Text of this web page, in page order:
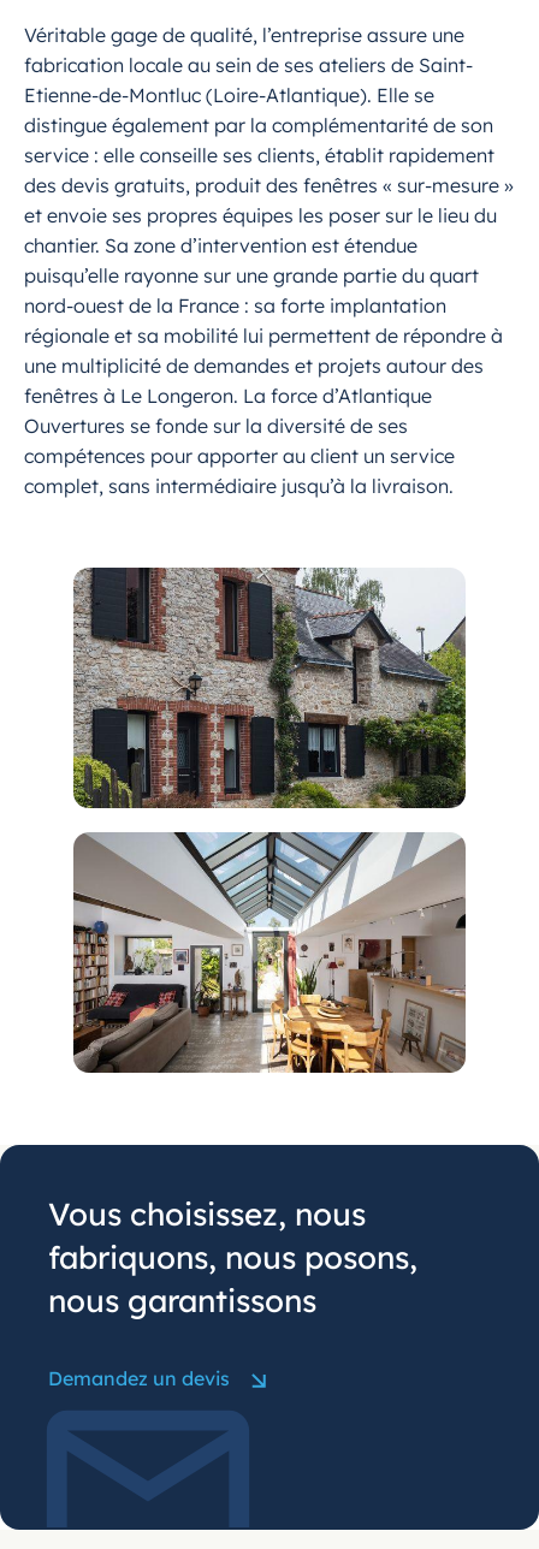
Véritable gage de qualité, l’entreprise assure une
fabrication locale au sein de ses ateliers de Saint-
Etienne-de-Montluc (Loire-Atlantique). Elle se
distingue également par la complémentarité de son
service : elle conseille ses clients, établit rapidement
des devis gratuits, produit des fenêtres « sur-mesure »
et envoie ses propres équipes les poser sur le lieu du
chantier. Sa zone d’intervention est étendue
puisqu’elle rayonne sur une grande partie du quart
nord-ouest de la France : sa forte implantation
régionale et sa mobilité lui permettent de répondre à
une multiplicité de demandes et projets autour des
fenêtres à Le Longeron. La force d’Atlantique
Ouvertures se fonde sur la diversité de ses
compétences pour apporter au client un service
complet, sans intermédiaire jusqu’à la livraison.
Demandez un devis
Vous choisissez, nous
fabriquons, nous posons,
nous garantissons